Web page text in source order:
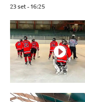
23 set - 16:25